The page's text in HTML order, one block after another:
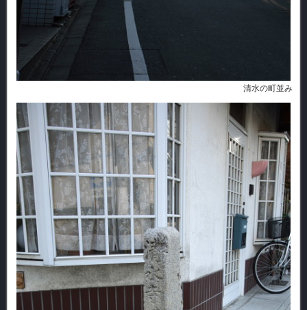
清水の町並み